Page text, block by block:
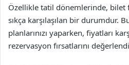
Özellikle tatil dönemlerinde, bilet
sıkça karşılaşılan bir durumdur.
planlarınızı yaparken, fiyatları
rezervasyon fırsatlarını